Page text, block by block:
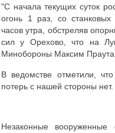
"С начала текущих суток
огонь 1 раз, со станковых
часов утра, обстреляв
сил у Орехово, что на
Минобороны Максим
В ведомстве отметили,
потерь с нашей стороны нет.
Незаконные